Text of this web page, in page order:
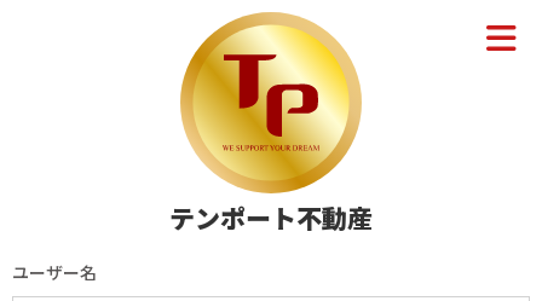
テンポート不動産
ユーザー名